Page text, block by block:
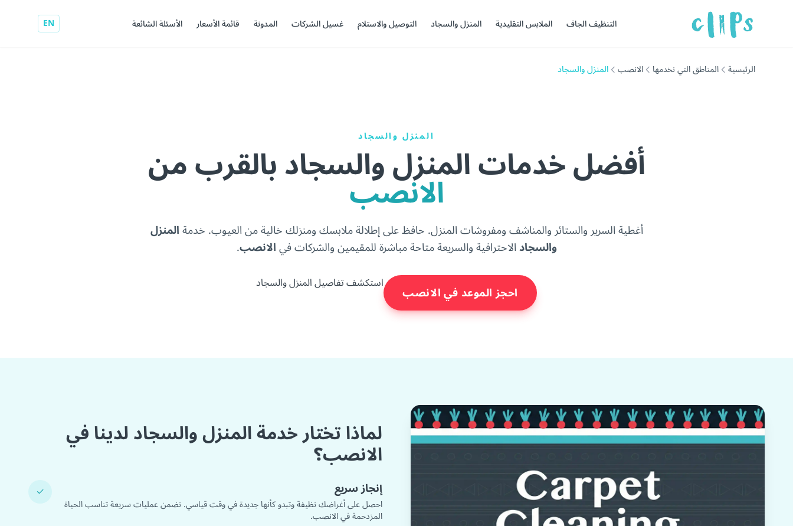
التنظيف الجاف الملابس التقليدية المنزل والسجاد التوصيل والاستلام غسيل الشركات المدونة قائمة الأسعار الأسئلة الشائعة EN
الرئيسية المناطق التي نخدمها الانصب المنزل والسجاد
المنزل والسجاد
أفضل خدمات المنزل والسجاد بالقرب من
الانصب
أغطية السرير والستائر والمناشف ومفروشات المنزل. حافظ على إطلالة ملابسك ومنزلك خالية من العيوب. خدمةالمنزل
والسجادالاحترافية والسريعة متاحة مباشرة للمقيمين والشركات فيالانصب.
احجز الموعد في الانصب استكشف تفاصيل المنزل والسجاد
لماذا تختار خدمة المنزل والسجاد لدينا في
الانصب؟
✓ إنجاز سريع
احصل على أغراضك نظيفة وتبدو كأنها جديدة في وقت قياسي. نضمن عمليات سريعة تناسب الحياة
المزدحمة في الانصب.